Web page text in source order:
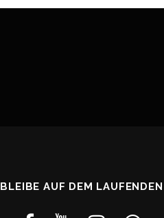
BLEIBE AUF DEM LAUFENDEN